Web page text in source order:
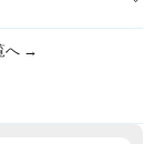
へ →